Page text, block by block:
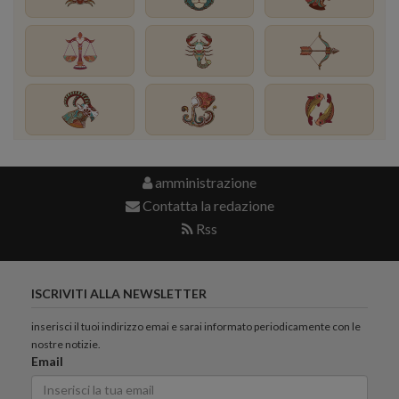
amministrazione
Contatta la redazione
Rss
ISCRIVITI ALLA NEWSLETTER
inserisci il tuoi indirizzo emai e sarai informato periodicamente con le
nostre notizie.
Email